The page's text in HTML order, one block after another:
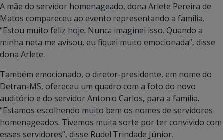
A mãe do servidor homenageado, dona Arlete Pereira de
Matos compareceu ao evento representando a família.
“Estou muito feliz hoje. Nunca imaginei isso. Quando a
minha neta me avisou, eu fiquei muito emocionada”, disse
dona Arlete.
Também emocionado, o diretor-presidente, em nome do
Detran-MS, ofereceu um quadro com a foto do novo
auditório e do servidor Antonio Carlos, para a família.
“Estamos escolhendo muito bem os nomes de servidores
homenageados. Tivemos muita sorte por ter convivido com
esses servidores”, disse Rudel Trindade Júnior.